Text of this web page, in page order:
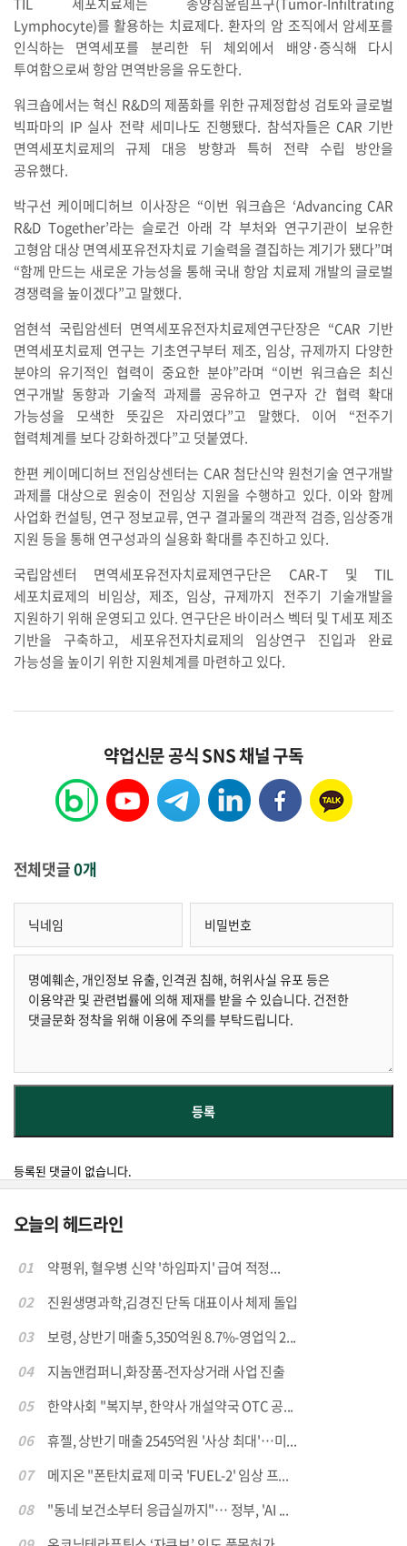
Lymphocyte)를 활용하는 치료제다. 환자의 암 조직에서 암세포를
인식하는 면역세포를 분리한 뒤 체외에서 배양·증식해 다시
투여함으로써 항암 면역반응을 유도한다.
워크숍에서는 혁신 R&D의 제품화를 위한 규제정합성 검토와 글로벌
빅파마의 IP 실사 전략 세미나도 진행됐다. 참석자들은 CAR 기반
면역세포치료제의 규제 대응 방향과 특허 전략 수립 방안을
공유했다.
박구선 케이메디허브 이사장은 “이번 워크숍은 ‘Advancing CAR
R&D Together’라는 슬로건 아래 각 부처와 연구기관이 보유한
고형암 대상 면역세포유전자치료 기술력을 결집하는 계기가 됐다”며
“함께 만드는 새로운 가능성을 통해 국내 항암 치료제 개발의 글로벌
경쟁력을 높이겠다”고 말했다.
엄현석 국립암센터 면역세포유전자치료제연구단장은 “CAR 기반
면역세포치료제 연구는 기초연구부터 제조, 임상, 규제까지 다양한
분야의 유기적인 협력이 중요한 분야”라며 “이번 워크숍은 최신
연구개발 동향과 기술적 과제를 공유하고 연구자 간 협력 확대
가능성을 모색한 뜻깊은 자리였다”고 말했다. 이어 “전주기
협력체계를 보다 강화하겠다”고 덧붙였다.
한편 케이메디허브 전임상센터는 CAR 첨단신약 원천기술 연구개발
과제를 대상으로 원숭이 전임상 지원을 수행하고 있다. 이와 함께
사업화 컨설팅, 연구 정보교류, 연구 결과물의 객관적 검증, 임상중개
지원 등을 통해 연구성과의 실용화 확대를 추진하고 있다.
국립암센터 면역세포유전자치료제연구단은 CAR-T 및 TIL
세포치료제의 비임상, 제조, 임상, 규제까지 전주기 기술개발을
지원하기 위해 운영되고 있다. 연구단은 바이러스 벡터 및 T세포 제조
기반을 구축하고, 세포유전자치료제의 임상연구 진입과 완료
가능성을 높이기 위한 지원체계를 마련하고 있다.
약업신문 공식 SNS 채널 구독
전체댓글0개
등록된 댓글이 없습니다.
오늘의 헤드라인
01
약평위, 혈우병 신약 '하임파지' 급여 적정...
02
진원생명과학,김경진 단독 대표이사 체제 돌입
03
보령, 상반기 매출 5,350억원 8.7%-영업익 2...
04
지놈앤컴퍼니,화장품-전자상거래 사업 진출
05
한약사회 "복지부, 한약사 개설약국 OTC 공...
06
휴젤, 상반기 매출 2545억원 '사상 최대'…미...
07
메지온 "폰탄치료제 미국 'FUEL-2' 임상 프...
08
"동네 보건소부터 응급실까지"… 정부, 'AI ...